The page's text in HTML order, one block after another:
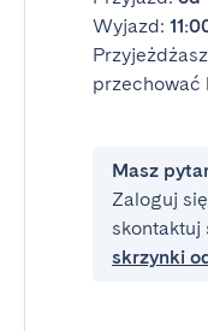
Wyjazd:
przechować
Masz
Zaloguj
skontaktuj
skrzynki